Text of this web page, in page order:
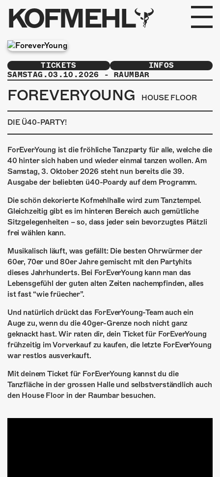
KOFMEHL
PROGRAMM
FABRIKGEFLÜSTER
GALERIE
FOTOGALERIE
PHOTOMAT
INFOS
KONTAKT
ÜBER UNS
SHOP
MITMACHEN
TICKETS
INFOS
SAMSTAG.03.10.2026
- RAUMBAR
FOREVERYOUNG HOUSE FLOOR
DIE Ü40-PARTY!
ForEverYoung ist die fröhliche Tanzparty für alle, welche die
40 hinter sich haben und wieder einmal tanzen wollen. Am
Samstag, 3. Oktober 2026 steht nun bereits die 39.
Ausgabe der beliebten ü40-Poardy auf dem Programm.
Die schön dekorierte Kofmehlhalle wird zum Tanztempel.
Gleichzeitig gibt es im hinteren Bereich auch gemütliche
Sitzgelegenheiten – so, dass jeder sein bevorzugtes Plätzli
frei wählen kann.
Musikalisch läuft, was gefällt: Die besten Ohrwürmer der
60er, 70er und 80er Jahre gemischt mit den Partyhits
dieses Jahrhunderts. Bei ForEverYoung kann man das
Lebensgefühl der guten alten Zeiten nachempfinden, alles
ist fast “wie früecher”.
Und natürlich drückt das ForEverYoung-Team auch ein
Auge zu, wenn du die 40ger-Grenze noch nicht ganz
geknackt hast. Wir raten dir, dein Ticket für ForEverYoung
frühzeitig im Vorverkauf zu kaufen, die letzte ForEverYoung
war restlos ausverkauft.
Mit deinem Ticket für ForEverYoung kannst du die
Tanzfläche in der grossen Halle und selbstverständlich auch
den House Floor in der Raumbar besuchen.